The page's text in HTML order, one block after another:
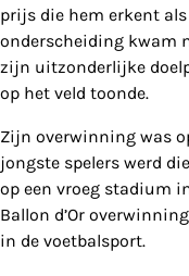
prijs die hem erkent als
onderscheiding kwam
zijn uitzonderlijke
op het veld toonde.
Zijn overwinning was
jongste spelers werd
op een vroeg stadium
Ballon d’Or
in de voetbalsport.